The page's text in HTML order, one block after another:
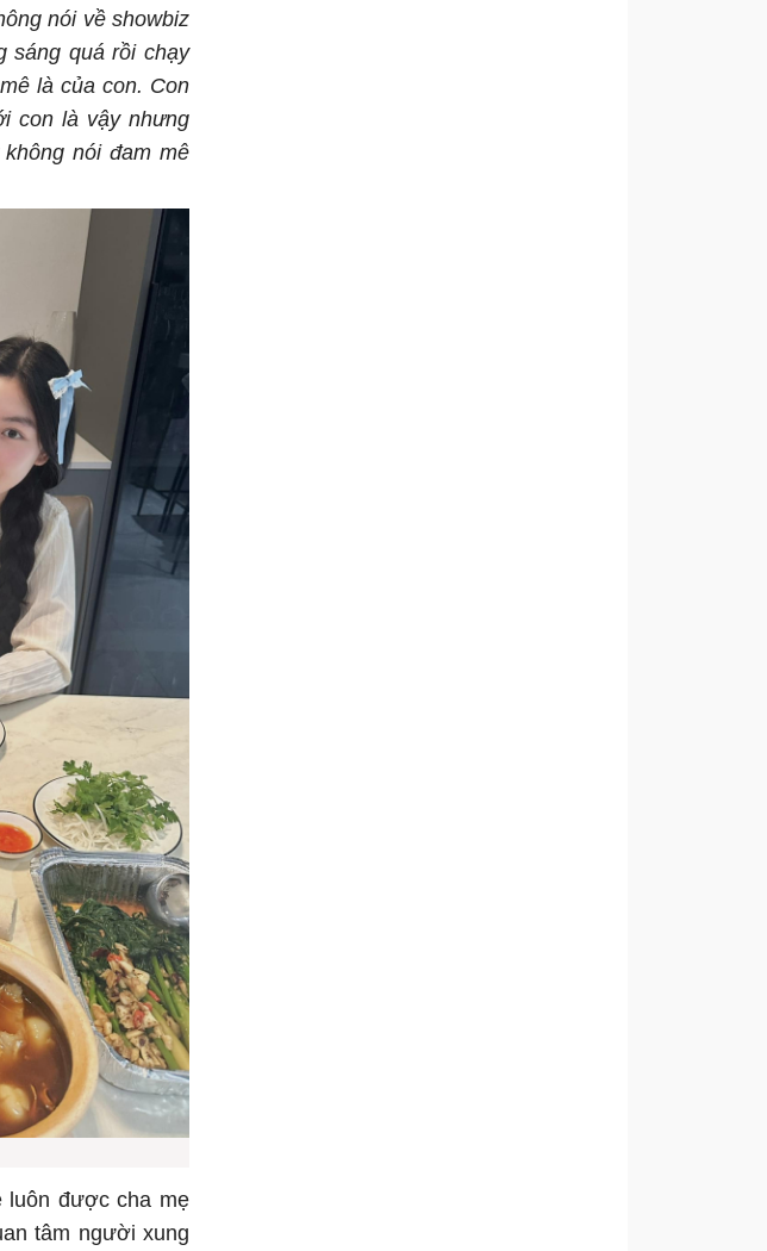
nói về showbiz
sáng quá rồi chạy
là của con. Con
con là vậy nhưng
nói đam mê
luôn được cha mẹ
tâm người xung